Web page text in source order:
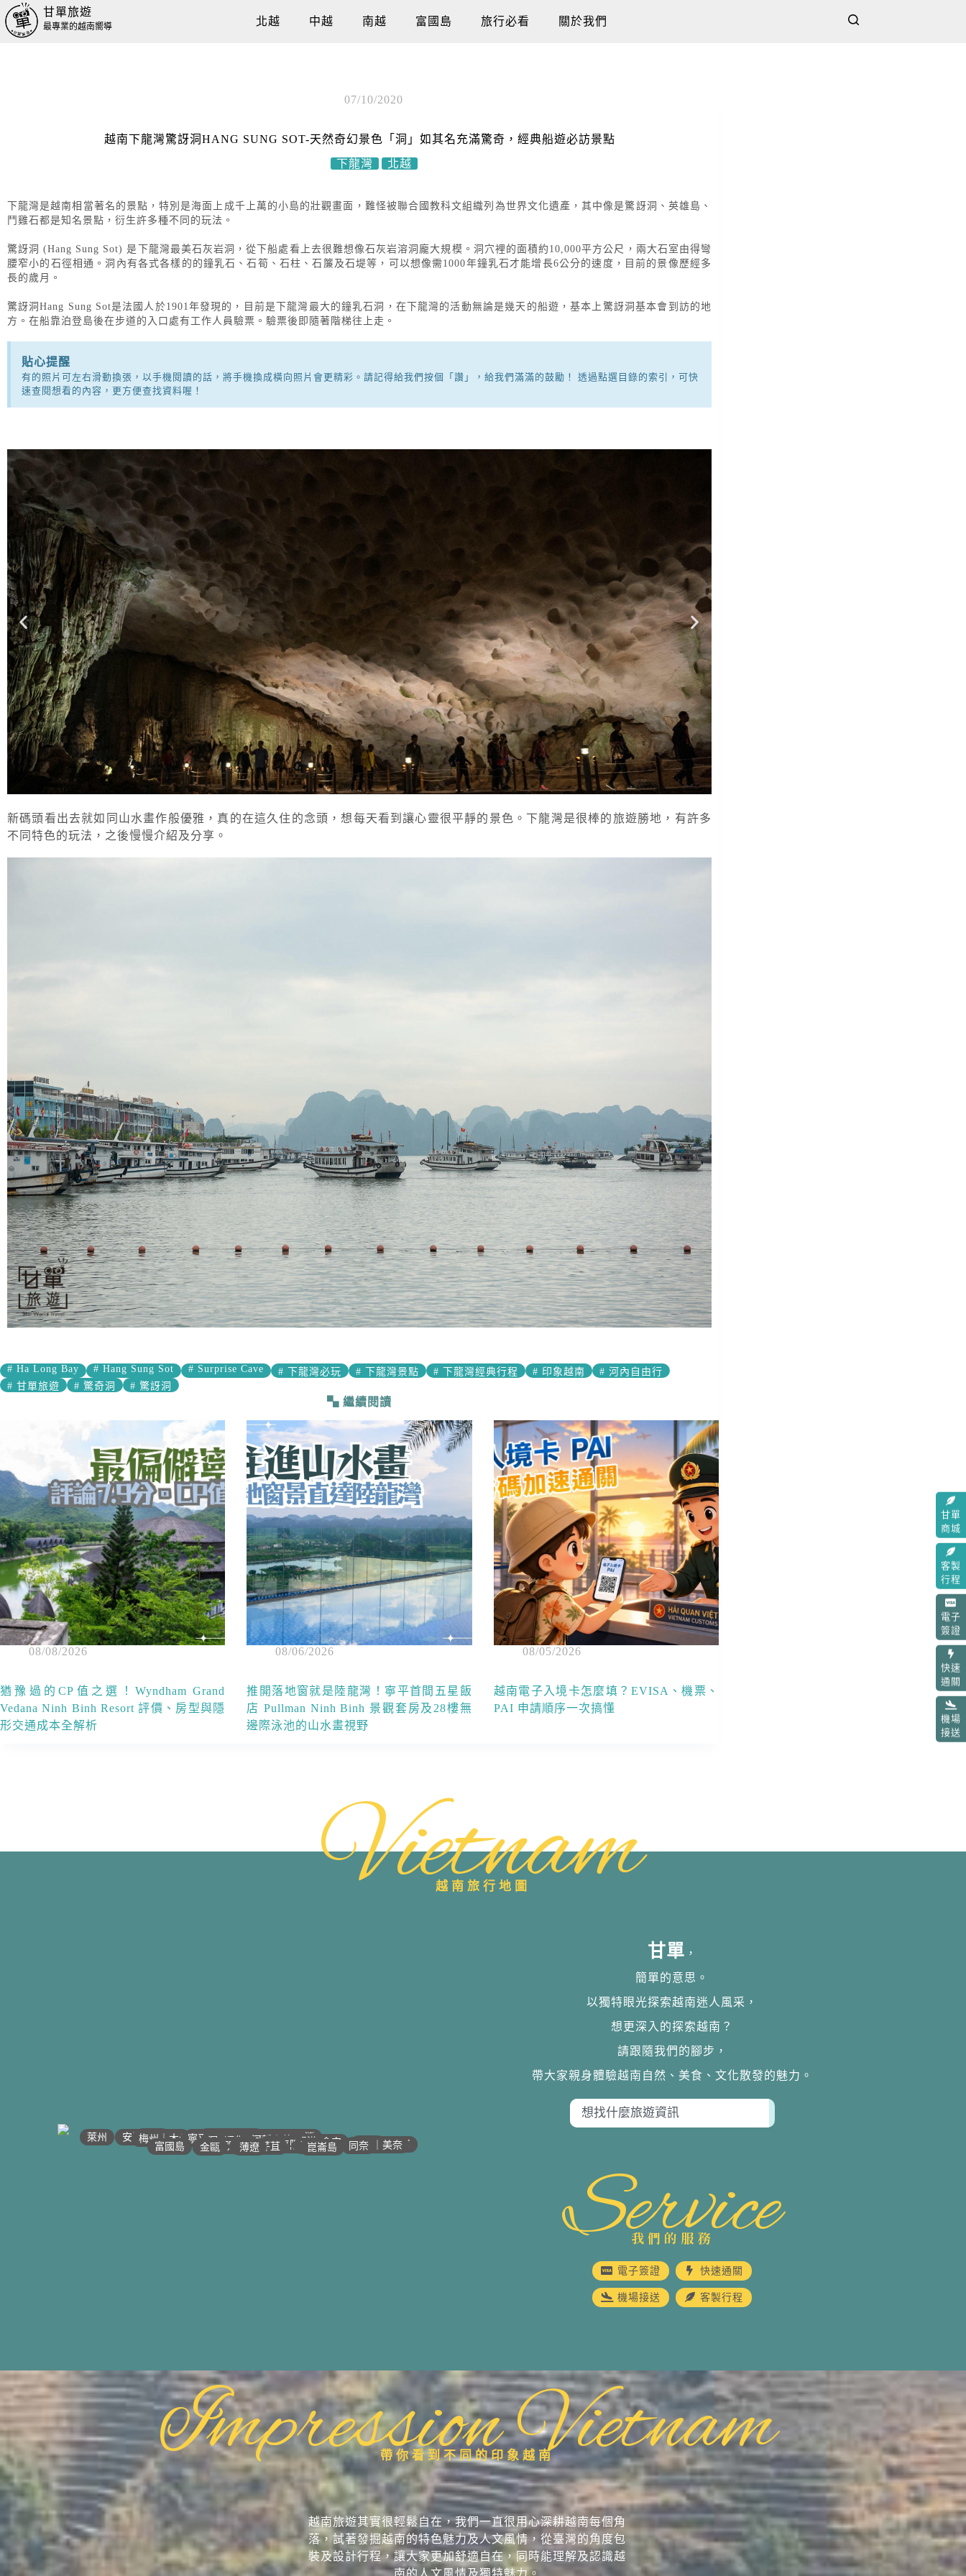
甘單旅遊
最專業的越南嚮導 北越 中越 南越 富國島 旅行必看 關於我們
甘單
商城
客製
行程
電子
簽證
快速
通關
機場
接送
07/10/2020
越南下龍灣驚訝洞HANG SUNG SOT-天然奇幻景色「洞」如其名充滿驚奇，經典船遊必訪景點
下龍灣
北越
下龍灣是越南相當著名的景點，特別是海面上成千上萬的小島的壯觀畫面，難怪被聯合國教科文組織列為世界文化遺產，其中像是驚訝洞、英雄島、
鬥雞石都是知名景點，衍生許多種不同的玩法。
驚訝洞 (Hang Sung Sot) 是下龍灣最美石灰岩洞，從下船處看上去很難想像石灰岩溶洞龐大規模。洞穴裡的面積約10,000平方公尺，兩大石室由得彎
腰窄小的石徑相通。洞內有各式各樣的的鐘乳石、石筍、石柱、石簾及石堤等，可以想像需1000年鐘乳石才能增長6公分的速度，目前的景像歷經多
長的歲月。
驚訝洞Hang Sung Sot是法國人於1901年發現的，目前是下龍灣最大的鐘乳石洞，在下龍灣的活動無論是幾天的船遊，基本上驚訝洞基本會到訪的地
方。在船靠泊登島後在步道的入口處有工作人員驗票。驗票後即隨著階梯往上走。
貼心提醒
有的照片可左右滑動換張，以手機閱讀的話，將手機換成橫向照片會更精彩。請記得給我們按個「讚」，給我們滿滿的鼓勵！ 透過點選目錄的索引，可快
速查閱想看的內容，更方便查找資料喔！
新碼頭看出去就如同山水畫作般優雅，真的在這久住的念頭，想每天看到讓心靈很平靜的景色。下龍灣是很棒的旅遊勝地，有許多
不同特色的玩法，之後慢慢介紹及分享。
# Ha Long Bay # Hang Sung Sot # Surprise Cave # 下龍灣必玩 # 下龍灣景點 # 下龍灣經典行程 # 印象越南 # 河內自由行
# 甘單旅遊 # 驚奇洞 # 驚訝洞
繼續閱讀
08/08/2026
猶豫過的CP值之選！Wyndham Grand
Vedana Ninh Binh Resort 評價、房型與隱
形交通成本全解析
08/06/2026
推開落地窗就是陸龍灣！寧平首間五星飯
店 Pullman Ninh Binh 景觀套房及28樓無
邊際泳池的山水畫視野
08/05/2026
越南電子入境卡怎麼填？EVISA、機票、
PAI 申請順序一次搞懂
Vietnam
越南旅行地圖
• 河江｜高平
沙壩 •
萊州 • 宣光 •
安沛｜木江界 • • 太原
梅州｜木州 •• 北江｜北寧
• 下龍灣
• 河內
• 海防｜海洋
• 南定｜清化
寧平 •• 河靜｜義安
洞海 •
順化 •• 峴港
• 會安
• 歸仁
邦美蜀 •
大叻 • • 芽莊｜潘郎
• 潘切｜美奈
平陽 •
西寧 •
胡志明 •
美萩 •
富國島 •迪石 •
金甌 • • 同奈
• 頭頓
• 芹苴 • 崑崙島
• 薄遼
甘單 ，
簡單的意思。
以獨特眼光探索越南迷人風采，
想更深入的探索越南？
請跟隨我們的腳步，
帶大家親身體驗越南自然、美食、文化散發的魅力。
Service
我們的服務
電子簽證 快速通關
機場接送 客製行程
Impression Vietnam
帶你看到不同的印象越南
越南旅遊其實很輕鬆自在，我們一直很用心深耕越南每個角
落，試著發掘越南的特色魅力及人文風情，從臺灣的角度包
裝及設計行程，讓大家更加舒適自在，同時能理解及認識越
南的人文風情及獨特魅力。